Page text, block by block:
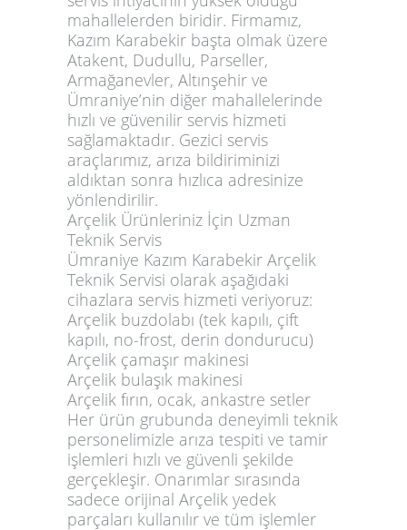
mahallelerden biridir. Firmamız,
Kazım Karabekir başta olmak üzere
Atakent, Dudullu, Parseller,
Armağanevler, Altınşehir ve
Ümraniye’nin diğer mahallelerinde
hızlı ve güvenilir servis hizmeti
sağlamaktadır. Gezici servis
araçlarımız, arıza bildiriminizi
aldıktan sonra hızlıca adresinize
yönlendirilir.
Arçelik Ürünleriniz İçin Uzman
Teknik Servis
Ümraniye Kazım Karabekir Arçelik
Teknik Servisi olarak aşağıdaki
cihazlara servis hizmeti veriyoruz:
Arçelik buzdolabı (tek kapılı, çift
kapılı, no-frost, derin dondurucu)
Arçelik çamaşır makinesi
Arçelik bulaşık makinesi
Arçelik fırın, ocak, ankastre setler
Her ürün grubunda deneyimli teknik
personelimizle arıza tespiti ve tamir
işlemleri hızlı ve güvenli şekilde
gerçekleşir. Onarımlar sırasında
sadece orijinal Arçelik yedek
parçaları kullanılır ve tüm işlemler